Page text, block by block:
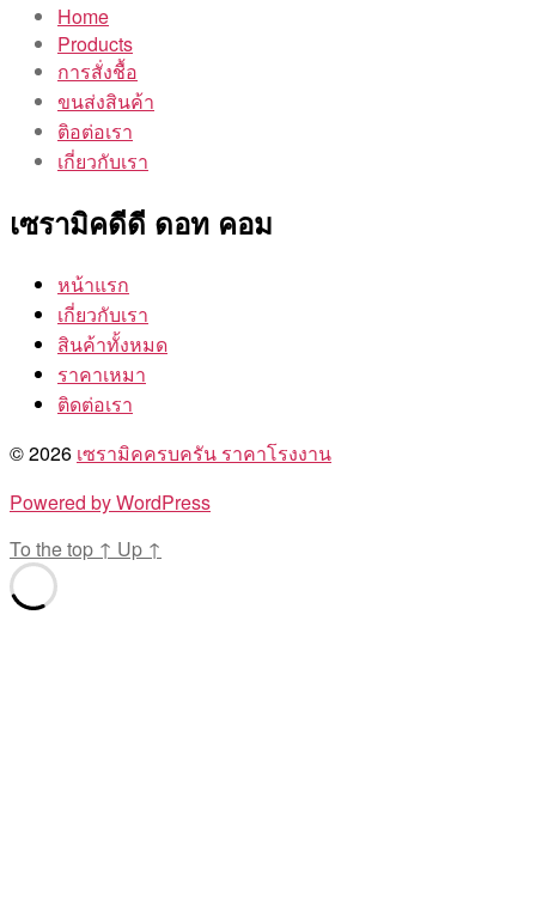
Home
Products
การสั่งชื้อ
ขนส่งสินค้า
ติอต่อเรา
เกี่ยวกับเรา
เซรามิคดีดี ดอท คอม
หน้าแรก
เกี่ยวกับเรา
สินค้าทั้งหมด
ราคาเหมา
ติดต่อเรา
© 2026 เซรามิคครบครัน ราคาโรงงาน
Powered by WordPress
To the top ↑ Up ↑